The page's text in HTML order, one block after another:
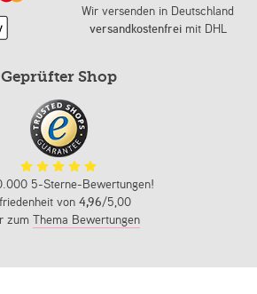
Wir versenden in Deutschland
versandkostenfreimit DHL
Geprüfter Shop
5-Sterne-Bewertungen!
von 4,96/5,00
zum Thema Bewertungen